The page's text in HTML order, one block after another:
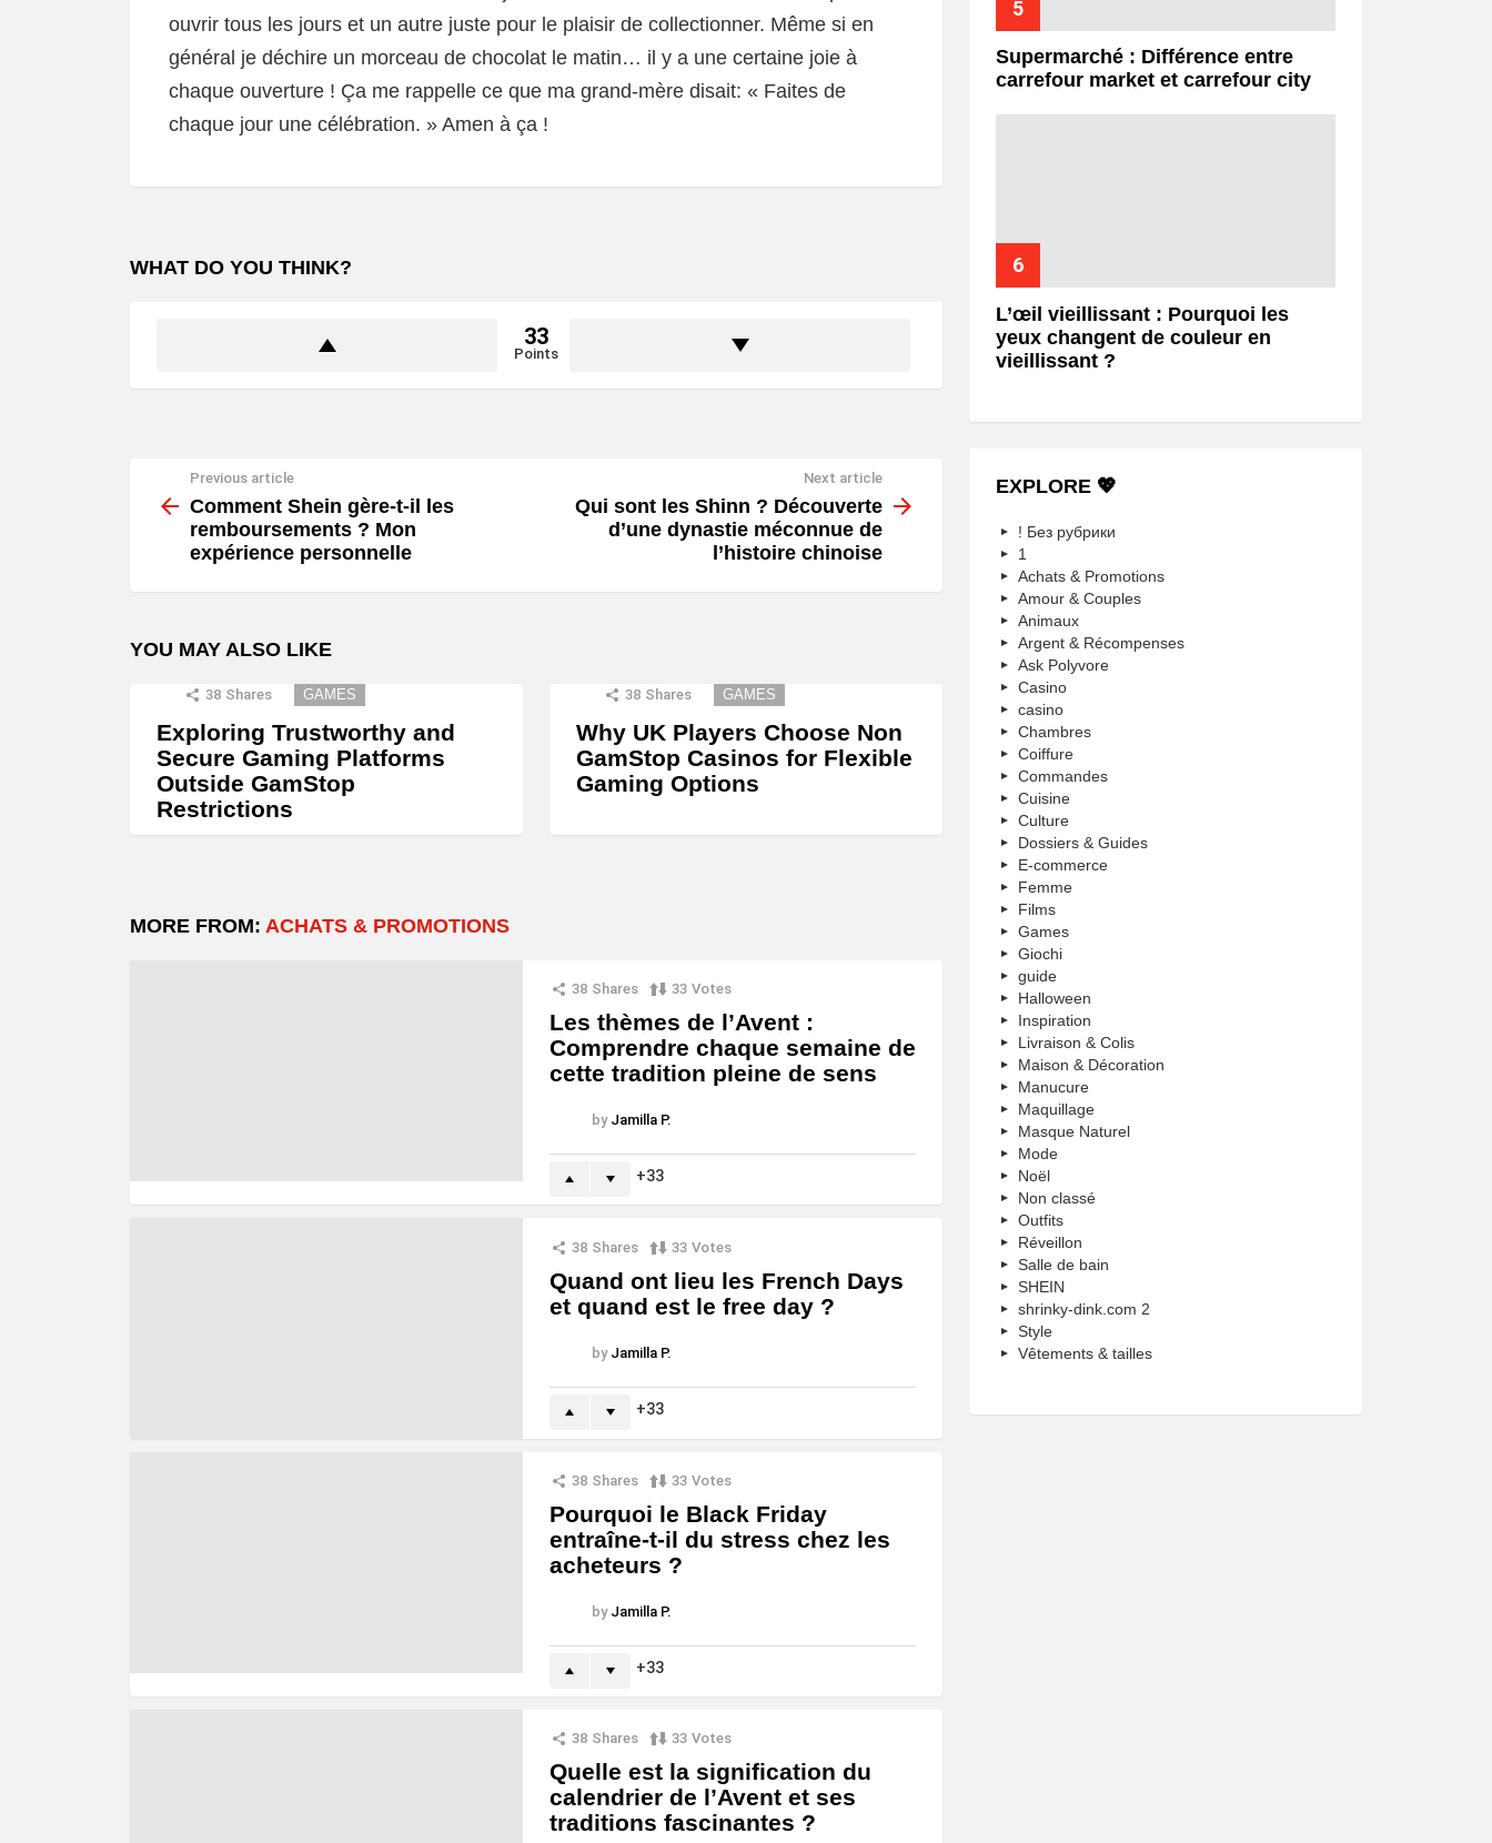
ouvrir tous les jours et un autre juste pour le plaisir de collectionner. Même si en
général je déchire un morceau de chocolat le matin… il y a une certaine joie à
chaque ouverture ! Ça me rappelle ce que ma grand-mère disait: « Faites de
chaque jour une célébration. » Amen à ça !
WHAT DO YOU THINK?
33
Points
more
Previous article
Comment Shein gère-t-il les
remboursements ? Mon
expérience personnelle
Next article
Qui sont les Shinn ? Découverte
d’une dynastie méconnue de
l’histoire chinoise
YOU MAY ALSO LIKE
38 Shares GAMES
Exploring Trustworthy and
Secure Gaming Platforms
Outside GamStop
Restrictions
38 Shares GAMES
Why UK Players Choose Non
GamStop Casinos for Flexible
Gaming Options
MORE FROM: ACHATS & PROMOTIONS
38 Shares 33 Votes
Les thèmes de l’Avent :
Comprendre chaque semaine de
cette tradition pleine de sens
by Jamilla P.
33
38 Shares 33 Votes
Quand ont lieu les French Days
et quand est le free day ?
by Jamilla P.
33
38 Shares 33 Votes
Pourquoi le Black Friday
entraîne-t-il du stress chez les
acheteurs ?
by Jamilla P.
33
38 Shares 33 Votes
Quelle est la signification du
calendrier de l’Avent et ses
traditions fascinantes ?
Supermarché : Différence entre
carrefour market et carrefour city
L’œil vieillissant : Pourquoi les
yeux changent de couleur en
vieillissant ?
EXPLORE 💖
! Без рубрики
1
Achats & Promotions
Amour & Couples
Animaux
Argent & Récompenses
Ask Polyvore
Casino
casino
Chambres
Coiffure
Commandes
Cuisine
Culture
Dossiers & Guides
E-commerce
Femme
Films
Games
Giochi
guide
Halloween
Inspiration
Livraison & Colis
Maison & Décoration
Manucure
Maquillage
Masque Naturel
Mode
Noël
Non classé
Outfits
Réveillon
Salle de bain
SHEIN
shrinky-dink.com 2
Style
Vêtements & tailles